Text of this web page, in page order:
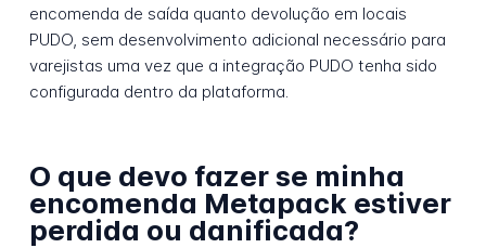
encomenda de saída quanto devolução em locais
PUDO, sem desenvolvimento adicional necessário para
varejistas uma vez que a integração PUDO tenha sido
configurada dentro da plataforma.
O que devo fazer se minha
encomenda Metapack estiver
perdida ou danificada?